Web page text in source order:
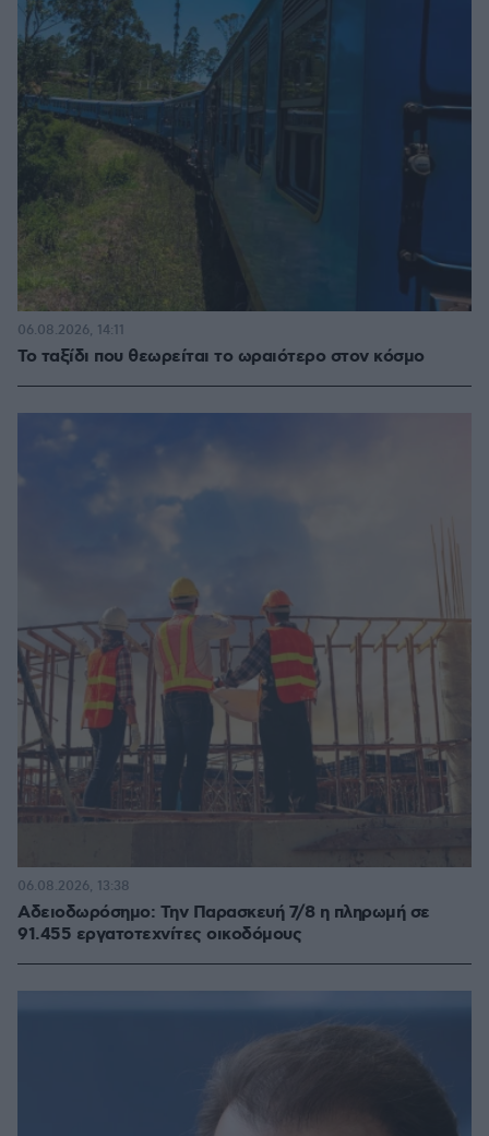
Το ταξίδι που θεωρείται το ωραιότερο στον κόσμο
06.08.2026, 14:11
Αδειοδωρόσημο: Την Παρασκευή 7/8 η πληρωμή σε
91.455 εργατοτεχνίτες οικοδόμους
06.08.2026, 13:38